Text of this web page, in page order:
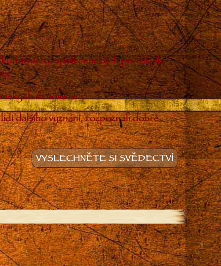
a společenských podmínek
denominací.
dalšího vyznání, rozpoznali dobré
VYSLECHNĚTE SI SVĚDECTVÍ